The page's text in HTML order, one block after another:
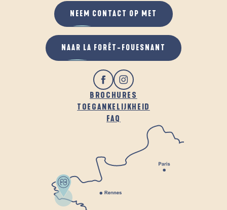
BROCHURES
TOEGANKELIJKHEID
FAQ
NEEM CONTACT OP MET
NAAR LA FORÊT-FOUESNANT